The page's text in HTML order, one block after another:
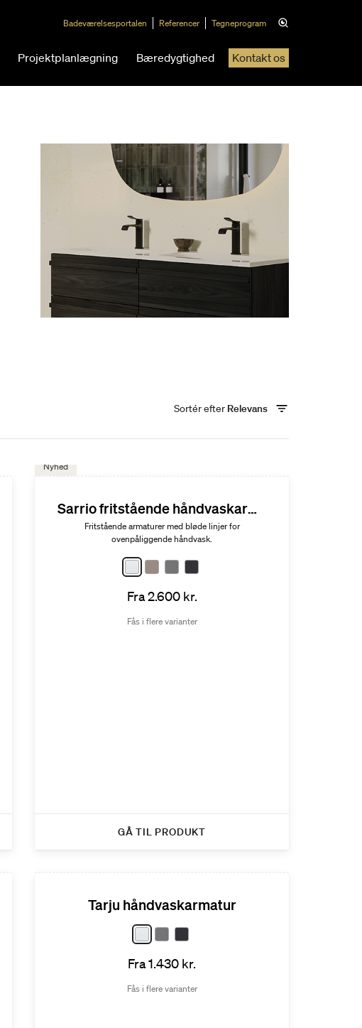
Badeværelsesportalen Referencer Tegneprogram
Projektplanlægning Bæredygtighed Kontakt os
Sortér efter Relevans
Nyhed
Sarrio fritstående håndvaskarmatur
Fritstående armaturer med bløde linjer for
ovenpåliggende håndvask.
Fra 2.600 kr.
Fås i flere varianter
GÅ TIL PRODUKT
Tarju håndvaskarmatur
Fra 1.430 kr.
Fås i flere varianter